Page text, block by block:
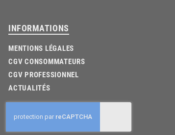
INFORMATIONS
MENTIONS LÉGALES
CGV CONSOMMATEURS
CGV PROFESSIONNEL
ACTUALITÉS